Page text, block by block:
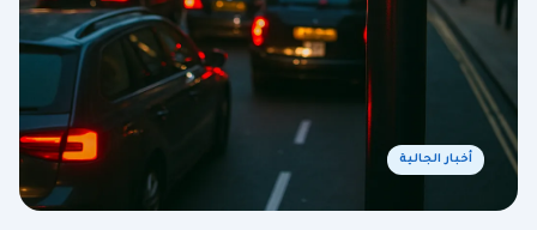
أخبار الجالية